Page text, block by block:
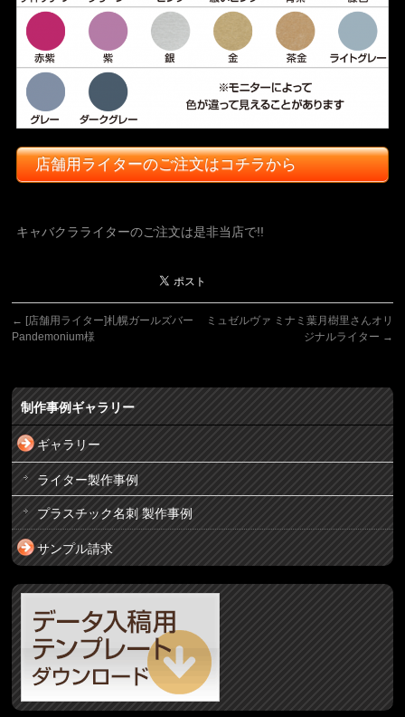
店舗用ライターのご注文はコチラから
キャバクラライターのご注文は是非当店で!!
← [店舗用ライター]札幌ガールズバー
Pandemonium様
ミュゼルヴァ ミナミ葉月樹里さんオリ
ジナルライター →
制作事例ギャラリー
ギャラリー
ライター製作事例
プラスチック名刺 製作事例
サンプル請求